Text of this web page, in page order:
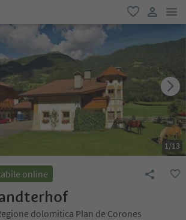
favoriti
user link
1/13
online
dolomitica Plan de Corones